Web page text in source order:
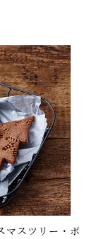
マスツリー・ボ